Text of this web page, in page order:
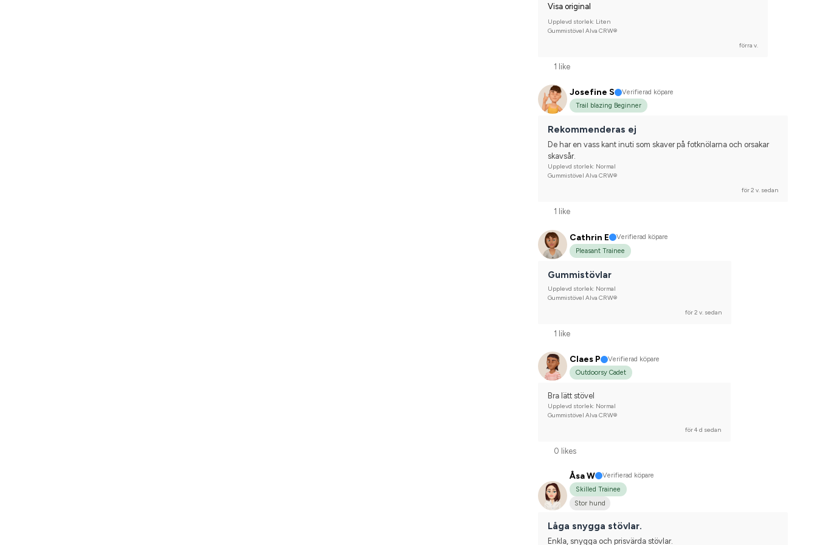
Visa original
Upplevd storlek: Liten
Gummistövel Alva CRW®
förra v.
1 like
Josefine S
Verifierad köpare
Trail blazing Beginner
Rekommenderas ej
De har en vass kant inuti som skaver på fotknölarna och orsakar
skavsår.
Upplevd storlek: Normal
Gummistövel Alva CRW®
för 2 v. sedan
1 like
Cathrin E
Verifierad köpare
Pleasant Trainee
Gummistövlar
Upplevd storlek: Normal
Gummistövel Alva CRW®
för 2 v. sedan
1 like
Claes P
Verifierad köpare
Outdoorsy Cadet
Bra lätt stövel
Upplevd storlek: Normal
Gummistövel Alva CRW®
för 4 d sedan
0 likes
Åsa W
Verifierad köpare
Skilled Trainee
Stor hund
Låga snygga stövlar.
Enkla, snygga och prisvärda stövlar.